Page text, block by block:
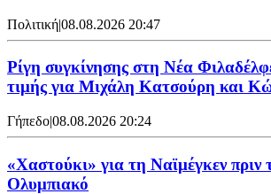
Πολιτική|08.08.2026 20:47
Ρίγη συγκίνησης στη Νέα
τιμής για Μιχάλη Κατσούρη και
Γήπεδο|08.08.2026 20:24
«Χαστούκι» για τη Ναϊμέγκεν πριν
Ολυμπιακό